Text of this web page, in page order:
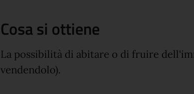
Cosa si ottiene
La possibilità di abitare o di fruire
vendendolo).